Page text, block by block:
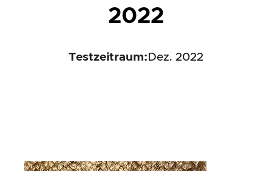
2022
Testzeitraum: Dez. 2022